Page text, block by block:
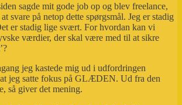
sagde mit gode job op og blev freelance,
svare på netop dette spørgsmål. Jeg er stadig
er stadig lige svært. For hvordan kan vi
værdier, der skal være med til at sikre
jeg kastede mig ud i udfordringen
jeg satte fokus på GLÆDEN. Ud fra den
så giver det mening.